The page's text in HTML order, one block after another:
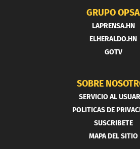
GRUPO OPSA
LAPRENSA.HN
ELHERALDO.HN
GOTV
SOBRE
SERVICIO AL
POLITICAS DE
SUSCRIBETE
MAPA DEL SITIO